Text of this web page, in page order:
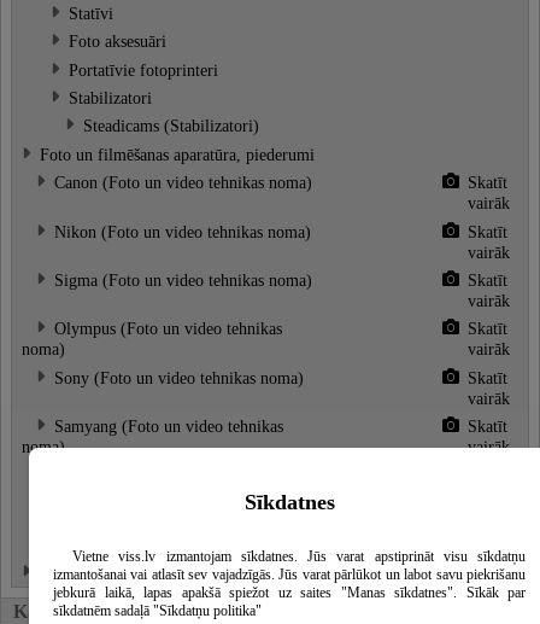
Statīvi
Foto aksesuāri
Portatīvie fotoprinteri
Stabilizatori
Steadicams (Stabilizatori)
Foto un filmēšanas aparatūra, piederumi
Canon (Foto un video tehnikas noma)
Skatīt
vairāk
Nikon (Foto un video tehnikas noma)
Skatīt
vairāk
Sigma (Foto un video tehnikas noma)
Skatīt
vairāk
Olympus (Foto un video tehnikas
noma)
Skatīt
vairāk
Sony (Foto un video tehnikas noma)
Skatīt
vairāk
Samyang (Foto un video tehnikas
noma)
Skatīt
vairāk
Audio un videotehnika
Karte
Sīkdatnes
Vietne viss.lv izmantojam sīkdatnes. Jūs varat apstiprināt visu sīkdatņu
izmantošanai vai atlasīt sev vajadzīgās. Jūs varat pārlūkot un labot savu piekrišanu
jebkurā laikā, lapas apakšā spiežot uz saites "Manas sīkdatnes". Sīkāk par
sīkdatnēm sadaļā "Sīkdatņu politika"